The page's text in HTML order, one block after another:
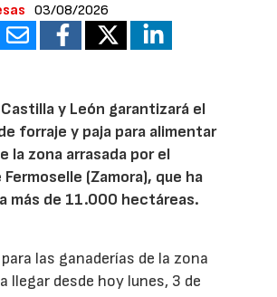
03/08/2026
y León garantizará el
forraje y paja para alimentar
la zona arrasada por el
(Zamora), que ha
más de 11.000 hectáreas.
las ganaderías de la zona
llegar desde hoy lunes, 3 de